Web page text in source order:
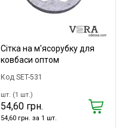
Сітка на м'ясорубку для
ковбаси оптом
Код SET-531
шт. (1 шт.)
54,60 грн.
54,60 грн. за 1 шт.